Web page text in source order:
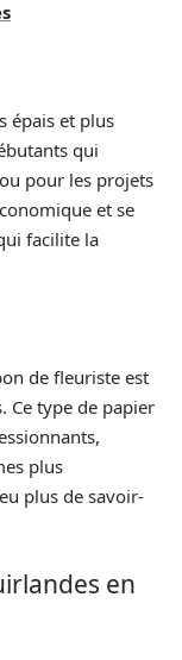
épais et plus
qui
pour les projets
et se
facilite la
de fleuriste est
Ce type de papier
plus
plus de savoir-
en